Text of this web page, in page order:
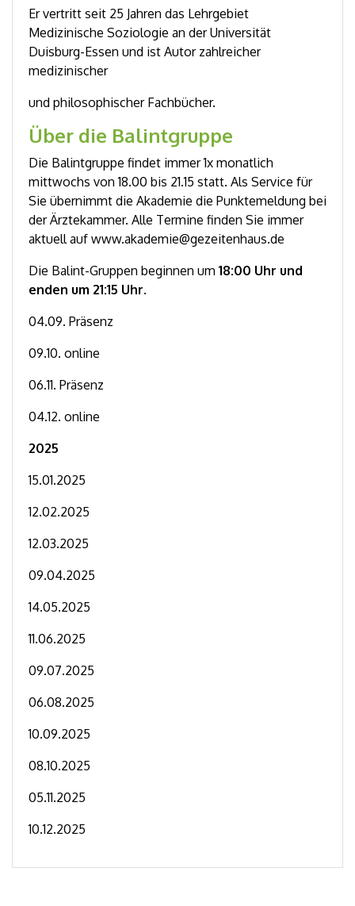
Er vertritt seit 25 Jahren das Lehrgebiet
Medizinische Soziologie an der Universität
Duisburg-Essen und ist Autor zahlreicher
medizinischer
und philosophischer Fachbücher.
Über die Balintgruppe
Die Balintgruppe findet immer 1x monatlich
mittwochs von 18.00 bis 21.15 statt. Als Service für
Sie übernimmt die Akademie die Punktemeldung bei
der Ärztekammer. Alle Termine finden Sie immer
aktuell auf www.akademie@gezeitenhaus.de
Die Balint-Gruppen beginnen um 18:00 Uhr und
enden um 21:15 Uhr.
04.09. Präsenz
09.10. online
06.11. Präsenz
04.12. online
2025
15.01.2025
12.02.2025
12.03.2025
09.04.2025
14.05.2025
11.06.2025
09.07.2025
06.08.2025
10.09.2025
08.10.2025
05.11.2025
10.12.2025